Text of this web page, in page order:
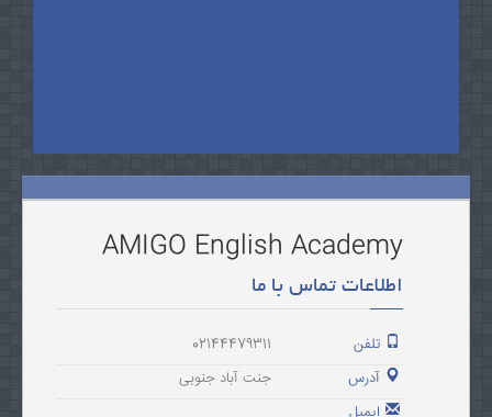
AMIGO English Academy
اطلاعات تماس با ما
تلفن
02144479311
آدرس
جنت آباد جنوبی
ایمیل